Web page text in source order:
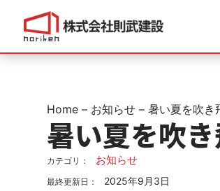
Home – お知らせ –暑い夏を吹き
暑い夏を吹
カテゴリ： お知らせ
最終更新日： 2025年9月3日